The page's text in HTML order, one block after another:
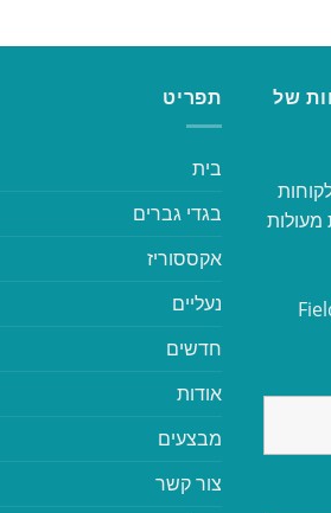
של
מעולות
תפריט
בית
בגדי גברים
אקססוריז
נעליים
חדשים
אודות
מבצעים
צור קשר